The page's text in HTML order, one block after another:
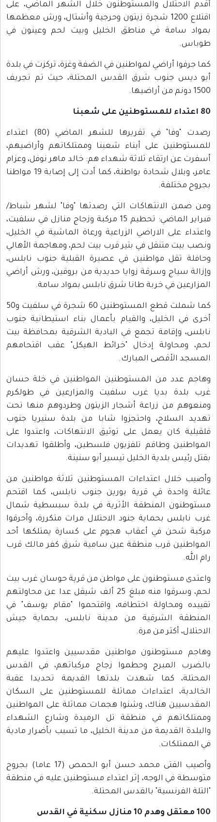
أقدم الاحتلال والمستوطنون خلال الشهر الماضي، على
اقتلاع 1200 شجرة زيتون وحرجية وأشتال، ورش معظمها
بمواد سامة في مناطق الخليل وبيت لحم وعينون في
طوباس.
كما جرفوا أراضي لمواطنين في الضفة وغزة، تركزت في بلدة
أبو ديس جنوب شرق القدس المحتلة، حيث تم تجريف
1500 دونم من أراضيها.
80 اعتداء للمستوطنين على شعبنا
رصدت "وفا" في تقريرها للشهر الماضي (80) اعتداء
للمستوطنين على أبناء شعبنا وممتلكاتهم وأراضيهم،
أسفرت عن ارتقاء ثلاثة شهداء هم: خالد ماهر نوفل، وعزام
عامر، وبلال شحادة بواطنة، كما أدت إلى إصابة 19 مواطنا
بجروح مختلفة.
ومن ضمن الانتهاكات التي رصدتها "وفا" لشهر شباط/
فبراير الماضي: تحطيم 15 مركبة وزجاج منازل في سلفيت،
واعتداء على الاراضي الزراعية ورعاة الماشية في الخليل،
ونصب بيت متنقل في بتير قرب بيت لحم، ومهاجمة الأهالي
وحافلة تقل مواطنين في عصيرة القبلية جنوب نابلس،
وإزالة سياج وسرقة زوايا حديدية من بروقين، ورش أراضي
المزارعين في خربة طانا شرق نابلس بمواد سامة.
كما شملت قطع المستوطنين 60 شجرة في سلفيت و50
أخرى في الخليل، والقيام بأعمال بناء استيطانية جنوب
نابلس، وإقامة تجمع في البادية الشرقية بمحافظة بيت
لحم، ومحاولة إدخال "خرائط الهيكل" عقب اقتحامهم
المسجد الأقصى المبارك.
وهاجم عدد من المستوطنين المواطنين في خلة حسان
غرب بلدة بديا غرب سلفيت والمزارعين في طولكرم
ومنعوهم من زراعة أشجار الزيتون وطردوهم منها تحت
تهديد السلاح، واحتجزوا شابا من بلدة سنيريا جنوب
قلقيلية كان يعمل على توثيق الانتهاكات، واعتدوا على
المواطنين وطاقم تلفزيون فلسطين، وأطلقوا تهديدات
بقتل رئيس بلدية الخليل تيسير أبو سنينة.
وأصيب خلال اعتداءات المستوطنين ثلاثة مواطنين من
عائلة واحدة في قرية بورين جنوب نابلس، كما اقتحم
مستوطنون المنطقة الأثرية في بلدة سبسطية شمال
غرب نابلس بحماية جنود الاحتلال مرات متكررة، وأحرقوا
مركبة شحن في أعقاب هجوم على كسارة يمتلكها أحد
المواطنين قرب منطقة عين سامية شرق كفر مالك قرب
رام الله.
واعتدى مستوطنون على مواطن من قرية حوسان غرب بيت
لحم، وسرقوا منه مبلغ 25 ألف شيقل عدا عن محاولتهم
تقييده ومحاولة اختطافه، واقتحموا "مقام يوسف" في
المنطقة الشرقية من مدينة نابلس، بحماية جيش
الاحتلال، أكثر من مرة.
وهاجم مستوطنون مواطنين مقدسيين واعتدوا عليهم
بالضرب المبرح وحطموا زجاج مركباتهم، في القدس
المحتلة، كما شهدت بلدتها القديمة تحديدا عقبة
الخالدية، اعتداءات مماثلة للمستوطنين على السكان
المقدسيين هناك، وشنوا هجمات مماثلة على المواطنين
وممتلكاتهم في منطقة تل الرميدة وشارع الشهداء
والبلدة القديمة من مدينة الخليل، ما تسبب بأضرار مادية
في الممتلكات.
وأصيب الفتى محمد حسن أبو الحمص (17 عاما) بجروح
متوسطة في الوجه، إثر اعتداء مستوطنين عليه في منطقة
"التلة الفرنسية" بالقدس المحتلة.
100 معتقل وهدم 10 منازل سكنية في القدس